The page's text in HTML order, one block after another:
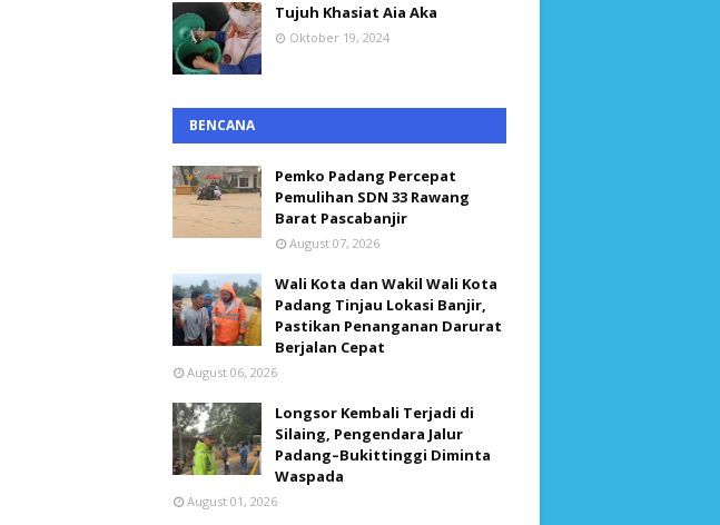
Tujuh Khasiat Aia Aka
Oktober 19, 2024
BENCANA
Pemko Padang Percepat
Pemulihan SDN 33 Rawang
Barat Pascabanjir
August 07, 2026
Wali Kota dan Wakil Wali Kota
Padang Tinjau Lokasi Banjir,
Pastikan Penanganan Darurat
Berjalan Cepat
August 06, 2026
Longsor Kembali Terjadi di
Silaing, Pengendara Jalur
Padang–Bukittinggi Diminta
Waspada
August 01, 2026